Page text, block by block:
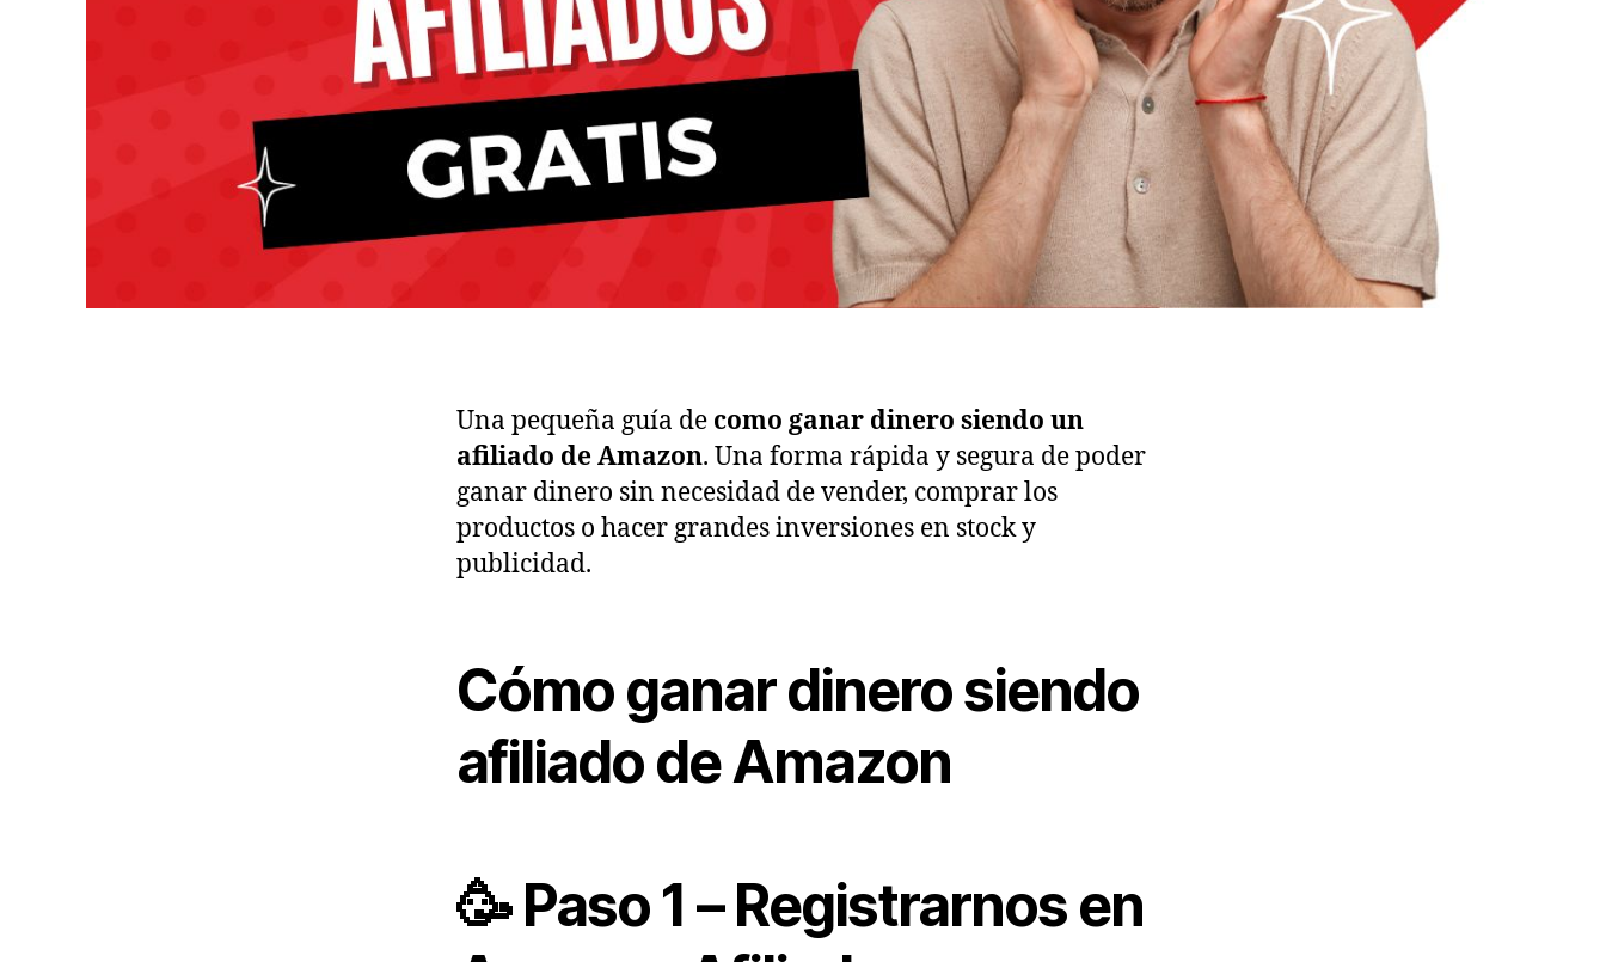
Una pequeña guía de como ganar dinero siendo un
afiliado de Amazon. Una forma rápida y segura de poder
ganar dinero sin necesidad de vender, comprar los
productos o hacer grandes inversiones en stock y
publicidad.
Cómo ganar dinero siendo
afiliado de Amazon
🥳 Paso 1 – Registrarnos en